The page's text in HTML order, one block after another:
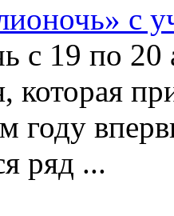
с
с 19 по 20
которая
году
ряд ...